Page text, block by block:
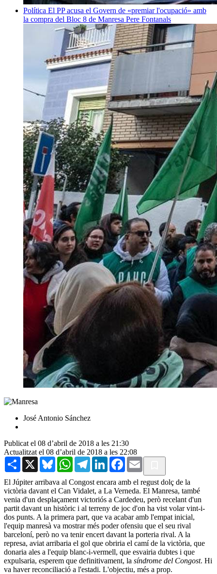
Política El PP acusa el Govern de «premiar l'ocupació» amb
la compra del Bloc 8 de Manresa Pere Fontanals
José Antonio Sánchez
Publicat el 08 d’abril de 2018 a les 21:30
Actualitzat el 08 d’abril de 2018 a les 22:08
Share X BlueskyWhatsAppTelegramLinkedInFacebook
Email
El Júpiter arribava al Congost encara amb el regust dolç de la
victòria davant el Can Vidalet, a La Verneda. El Manresa, també
venia d'un desplaçament victoriós a Cardedeu, però recelant d'un
partit davant un històric i al terreny de joc d'on ha vist volar vint-i-
dos punts. A la primera part, que va acabar amb l'empat inicial,
l'equip manresà va mostrar més poder ofensiu que el seu rival
barceloní, però no va tenir encert davant la porteria rival. A la
represa, aviat arribaria el gol que obriria el camí de la victòria, que
donaria ales a l'equip blanc-i-vermell, que esvairia dubtes i que
expulsaria, esperem que definitivament, la síndrome del Congost. Hi
va haver reconciliació a l'estadi. L'objectiu, més a prop.